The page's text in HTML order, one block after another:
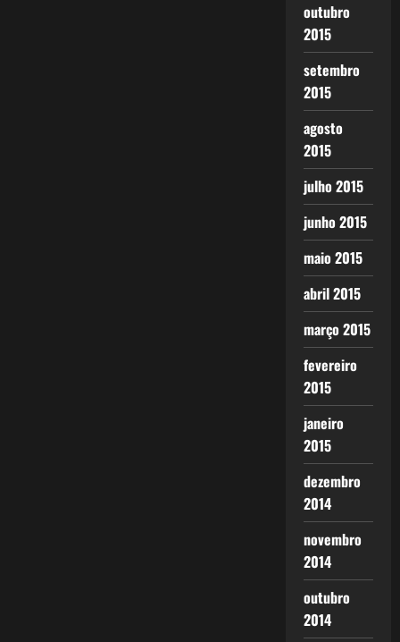
outubro
2015
setembro
2015
agosto
2015
julho 2015
junho 2015
maio 2015
abril 2015
março 2015
fevereiro
2015
janeiro
2015
dezembro
2014
novembro
2014
outubro
2014